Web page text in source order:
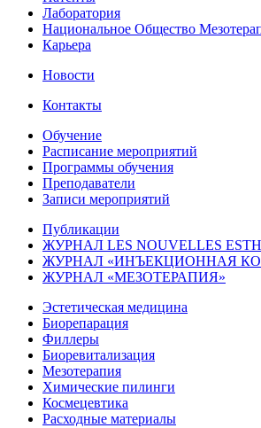
Лаборатория
Национальное Общество
Карьера
Новости
Контакты
Обучение
Расписание мероприятий
Программы обучения
Преподаватели
Записи мероприятий
Публикации
ЖУРНАЛ LES NOUVELLES
ЖУРНАЛ «ИНЪЕКЦИОННАЯ
ЖУРНАЛ «МЕЗОТЕРАПИЯ»
Эстетическая медицина
Биорепарация
Филлеры
Биоревитализация
Мезотерапия
Химические пилинги
Космецевтика
Расходные материалы